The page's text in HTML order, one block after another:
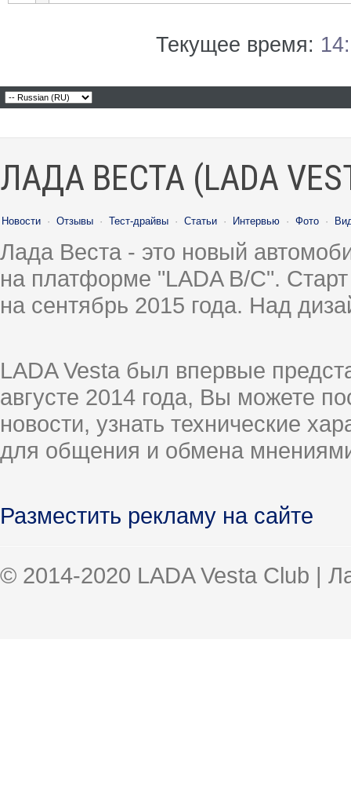
Текущее время:
ЛАДА ВЕСТА (LADA
Новости · Отзывы · Тест-драйвы · Статьи · Интервью · Фото ·
Лада Веста - это новый
на платформе "LADA B/C".
на сентябрь 2015 года. Над
LADA Vesta был впервые
августе 2014 года, Вы можете
новости, узнать технические
для общения и обмена
Разместить рекламу на сайте
© 2014-2020 LADA Vesta Club |